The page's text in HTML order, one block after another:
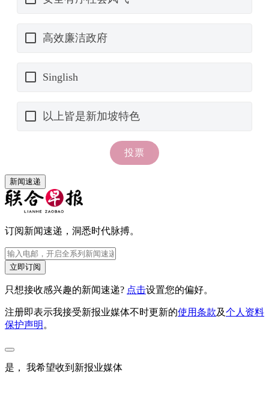
新闻速递
订阅新闻速递，洞悉时代脉搏。
立即订阅
只想接收感兴趣的新闻速递? 点击设置您的偏好。
注册即表示我接受新报业媒体不时更新的使用条款及个人资料
保护声明 。
是， 我希望收到新报业媒体